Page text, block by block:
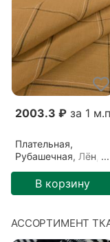
2003.3 ₽ за 1
Плательная,
Рубашечная, Лён,
Коричневый,
Коричневый
В корзину
АССОРТИМЕНТ